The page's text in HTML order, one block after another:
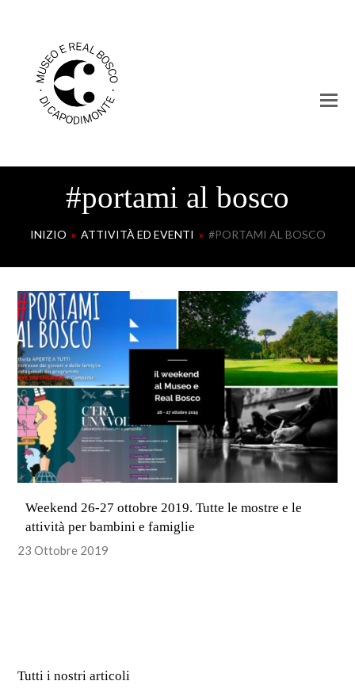
#portami al bosco
INIZIO » ATTIVITÀ ED EVENTI » #PORTAMI AL BOSCO
Weekend 26-27 ottobre 2019. Tutte le mostre e le
attività per bambini e famiglie
23 Ottobre 2019
Tutti i nostri articoli